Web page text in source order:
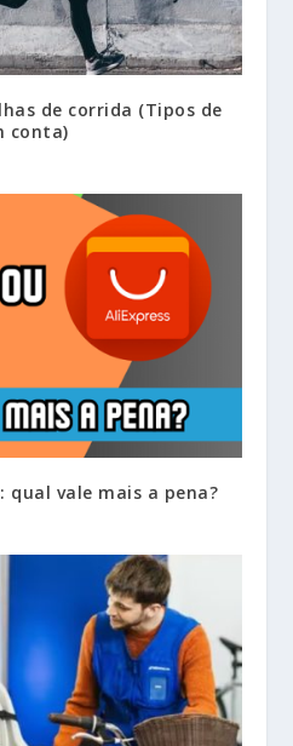
de corrida (Tipos de
conta)
qual vale mais a pena?